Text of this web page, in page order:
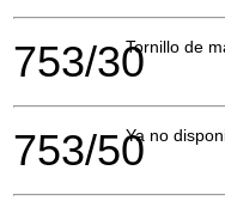
Tornillo de
753/30
Ya no
753/50